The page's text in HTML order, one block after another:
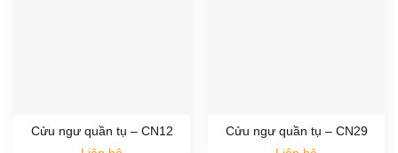
Cửu ngư quần tụ – CN12
Cửu ngư quần tụ – CN29